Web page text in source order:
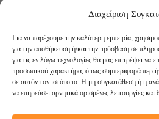
Διαχείριση
Για να παρέχουμε την καλύτερη εμπειρία,
για την αποθήκευση ή/και την πρόσβαση σε
για τις εν λόγω τεχνολογίες θα μας επιτρέψει να
προσωπικού χαρακτήρα, όπως συμπεριφορά
σε αυτόν τον ιστότοπο. Η μη συγκατάθεση ή η
να επηρεάσει αρνητικά ορισμένες λειτουργίες και